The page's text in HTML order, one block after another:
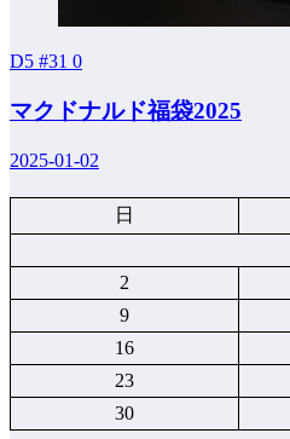
D5 #31 0
マクドナルド福袋2025
2025-01-02
日
2
9
16
23
30